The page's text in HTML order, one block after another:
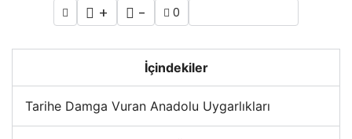
+ - 0
İçindekiler
Tarihe Damga Vuran Anadolu Uygarlıkları